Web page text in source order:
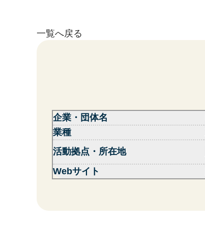
一覧へ戻る
企業・団体名
業種
活動拠点・所在地
Webサイト